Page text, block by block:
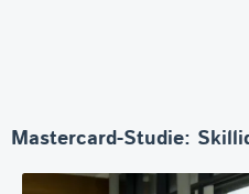
Mastercard-Studie: